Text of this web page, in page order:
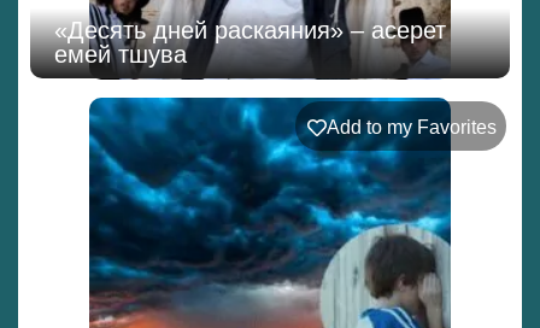
«Десять дней раскаяния» – асерет
емей тшува
Add to my Favorites